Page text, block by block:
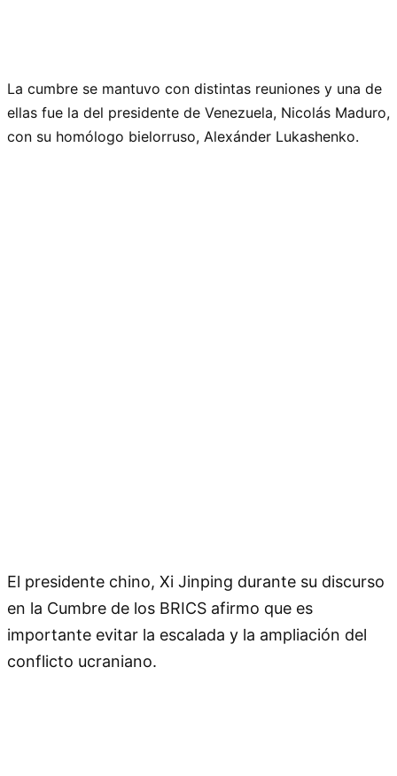
La cumbre se mantuvo con distintas reuniones y una de
ellas fue la del presidente de Venezuela, Nicolás Maduro,
con su homólogo bielorruso, Alexánder Lukashenko.
El presidente chino, Xi Jinping durante su discurso
en la Cumbre de los BRICS afirmo que es
importante evitar la escalada y la ampliación del
conflicto ucraniano.